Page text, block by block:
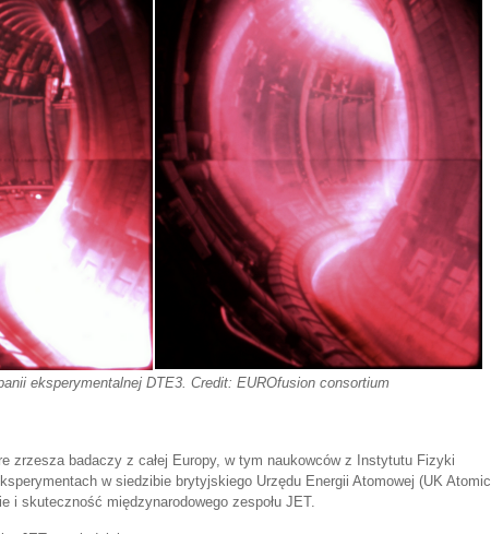
eksperymentalnej DTE3.Credit: EUROfusion consortium
zrzesza badaczy z całej Europy, w tym naukowców z Instytutu Fizyki
w siedzibie brytyjskiego Urzędu Energii Atomowej (UK Atomic
i skuteczność międzynarodowego zespołu JET.